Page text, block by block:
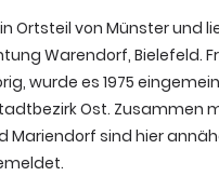
Ortsteil von Münster und
Warendorf, Bielefeld.
wurde es 1975
Ost. Zusammen
Mariendorf sind hier